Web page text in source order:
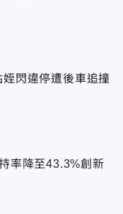
閃違停遭後車追撞
率降至43.3%創新